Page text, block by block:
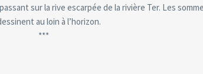
sur la rive escarpée de la rivière Ter. Les
au loin à l’horizon.
***